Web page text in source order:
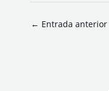
← Entrada anterior